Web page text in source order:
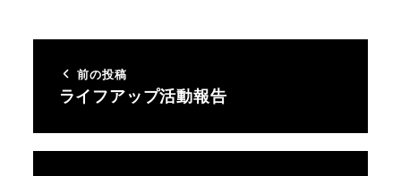
前の投稿
ライフアップ活動報告